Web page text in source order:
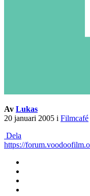
Av Lukas
20 januari 2005 i Filmcafé
Dela
https://